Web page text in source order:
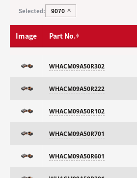
Selected: 9070 ✕
Image Part No.
WHACM09A50R302
WHACM09A50R222
WHACM09A50R102
WHACM09A50R701
WHACM09A50R601